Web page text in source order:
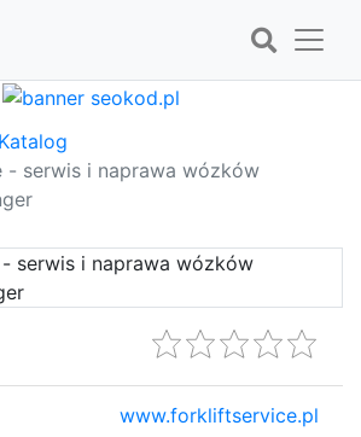
Katalog
- serwis i naprawa wózków
www.forkliftservice.pl